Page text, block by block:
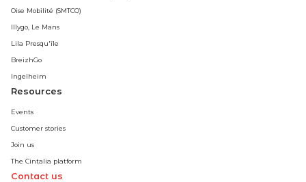
Oise Mobilité (SMTCO)
Illygo, Le Mans
Lila Presqu'île
BreizhGo
Ingelheim
Resources
Events
Customer stories
Join us
The Cintalia platform
Contact us